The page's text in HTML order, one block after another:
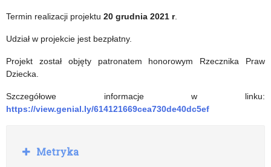
Termin realizacji projektu 20 grudnia 2021 r.
Udział w projekcie jest bezpłatny.
Projekt został objęty patronatem honorowym Rzecznika Praw
Dziecka.
Szczegółowe informacje w linku:
https://view.genial.ly/614121669cea730de40dc5ef
języka
niemieckiego
jako
mniejszości
R
o
Metryka